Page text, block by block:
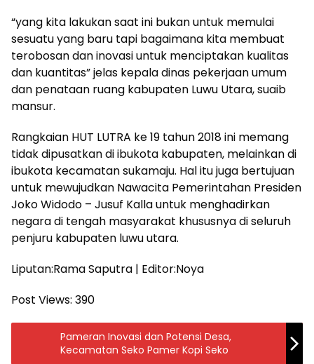
“yang kita lakukan saat ini bukan untuk memulai
sesuatu yang baru tapi bagaimana kita membuat
terobosan dan inovasi untuk menciptakan kualitas
dan kuantitas” jelas kepala dinas pekerjaan umum
dan penataan ruang kabupaten Luwu Utara, suaib
mansur.
Rangkaian HUT LUTRA ke 19 tahun 2018 ini memang
tidak dipusatkan di ibukota kabupaten, melainkan di
ibukota kecamatan sukamaju. Hal itu juga bertujuan
untuk mewujudkan Nawacita Pemerintahan Presiden
Joko Widodo – Jusuf Kalla untuk menghadirkan
negara di tengah masyarakat khususnya di seluruh
penjuru kabupaten luwu utara.
Liputan:Rama Saputra | Editor:Noya
Post Views: 390
Pameran Inovasi dan Potensi Desa,
Kecamatan Seko Pamer Kopi Seko